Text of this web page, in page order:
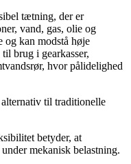
tætning, der er
vand, gas, olie og
og kan modstå høje
brug i gearkasser,
hvor pålidelighed
til traditionelle
betyder, at
mekanisk belastning.